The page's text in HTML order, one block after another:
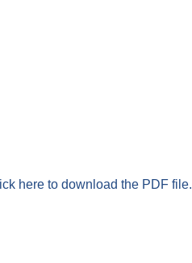
here to download the PDF file.